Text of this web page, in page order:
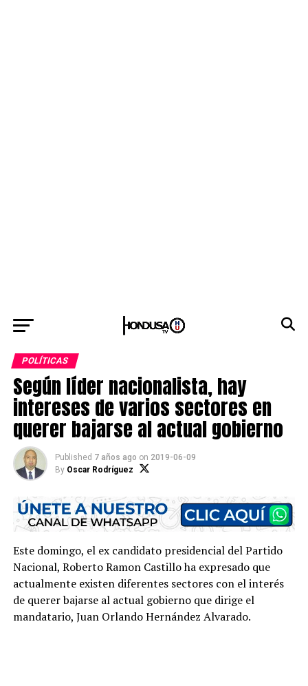
POLÍTICAS
Según líder nacionalista, hay
intereses de varios sectores en
querer bajarse al actual gobierno
Published 7 años ago on 2019-06-09
By Oscar Rodríguez
Este domingo, el ex candidato presidencial del Partido
Nacional, Roberto Ramon Castillo ha expresado que
actualmente existen diferentes sectores con el interés
de querer bajarse al actual gobierno que dirige el
mandatario, Juan Orlando Hernández Alvarado.